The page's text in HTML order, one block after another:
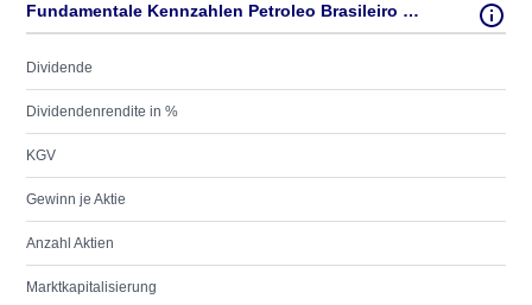
Fundamentale Kennzahlen Petroleo Brasileiro S.A.
Dividende
Dividendenrendite in %
KGV
Gewinn je Aktie
Anzahl Aktien
Marktkapitalisierung